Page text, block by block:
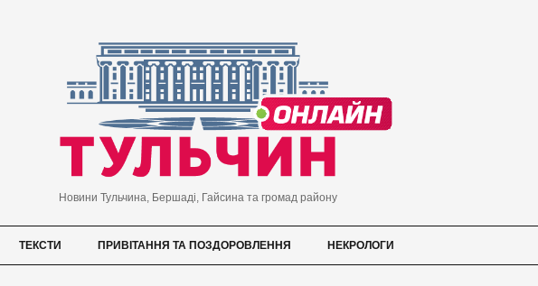
Новини Тульчина, Бершаді, Гайсина та громад району
ТЕКСТИ ПРИВІТАННЯ ТА ПОЗДОРОВЛЕННЯ НЕКРОЛОГИ